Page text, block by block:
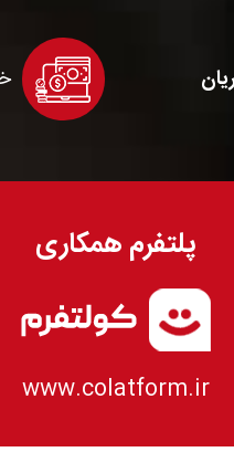
پلتفرم همکاری
www.colatform.ir